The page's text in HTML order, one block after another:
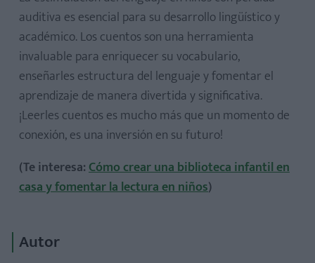
auditiva es esencial para su desarrollo lingüístico y
académico. Los cuentos son una herramienta
invaluable para enriquecer su vocabulario,
enseñarles estructura del lenguaje y fomentar el
aprendizaje de manera divertida y significativa.
¡Leerles cuentos es mucho más que un momento de
conexión, es una inversión en su futuro!
(Te interesa:Cómo crear una biblioteca infantil en
casa y fomentar la lectura en niños)
Autor